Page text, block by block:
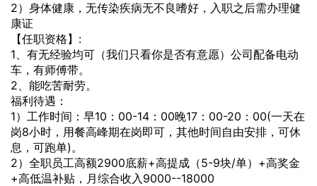
2）身体健康，无传染疾病无不良嗜好，入职之后需办理健
康证
【任职资格】:
1、有无经验均可（我们只看你是否有意愿）公司配备电动
车，有师傅带。
2、能吃苦耐劳。
福利待遇：
1）工作时间：早10：00-14：00晚17：00-20：00(一天在
岗8小时，用餐高峰期在岗即可，其他时间自由安排，可休
息，可跑单)。
2）全职员工高额2900底薪+高提成（5-9块/单）+高奖金
+高低温补贴，月综合收入9000--18000